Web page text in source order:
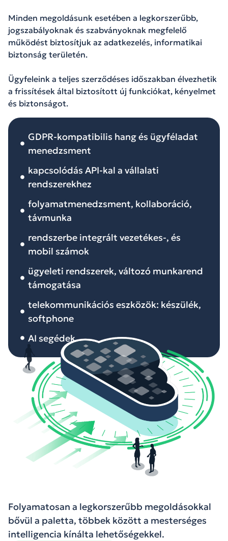
Minden megoldásunk esetében a legkorszerűbb,
jogszabályoknak és szabványoknak megfelelő
működést biztosítjuk az adatkezelés, informatikai
biztonság területén.
Ügyfeleink a teljes szerződéses időszakban élvezhetik
a frissítések által biztosított új funkciókat, kényelmet
és biztonságot.
GDPR-kompatibilis hang és ügyféladat
menedzsment
kapcsolódás API-kal a vállalati
rendszerekhez
folyamatmenedzsment, kollaboráció,
távmunka
rendszerbe integrált vezetékes-, és
mobil számok
ügyeleti rendszerek, változó munkarend
támogatása
telekommunikációs eszközök: készülék,
softphone
AI segédek
Folyamatosan a legkorszerűbb megoldásokkal
bővül a paletta, többek között a mesterséges
intelligencia kínálta lehetőségekkel.